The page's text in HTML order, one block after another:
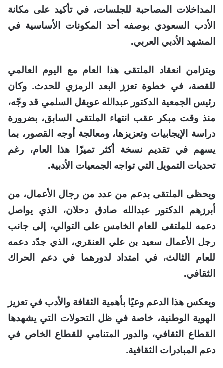
المداخلات المصاحبة للجلسات، في تأكيد على مكانة
الأدب السعودي بوصفه أحد المكونات الأساسية في
المشهد الأدبي العربي.
ويتزامن انعقاد الملتقى هذا العام مع اليوم العالمي
للقصة، في خطوة تعزز البعد الرمزي للحدث. وكان
رئيس الجمعية الدكتور عبدالله عويقل السلمي قد وجّه،
منذ وقت مبكر عقب انتهاء الملتقى السابق، بضرورة
دراسة الإيجابيات وتعزيزها، ومعالجة أوجه القصور، بما
يسهم في تقديم نسخة أكثر تميزًا هذا العام، رغم
تحديات التمويل التي تواجه الجمعيات الأدبية.
ويحظى الملتقى بدعم من عدد من رجال الأعمال، من
أبرزهم الدكتور عبدالله صادق دحلان، الذي يواصل
دعمه للملتقى للعام الخامس على التوالي، إلى جانب
رجل الأعمال سعيد بن علي العنقري، الذي جدّد دعمه
للعام الثالث، في امتداد لدورهما في دعم الحراك
الثقافي.
ويعكس هذا الدعم وعيًا بأهمية الثقافة والأدب في تعزيز
الهوية الوطنية، خاصة في ظل التحولات التي يشهدها
القطاع الثقافي، والدور المتنامي للقطاع الخاص في
دعم المبادرات الثقافية.